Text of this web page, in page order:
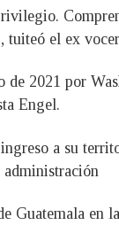
el ex
2021 por
Engel.
a su
administración
Guatemala en